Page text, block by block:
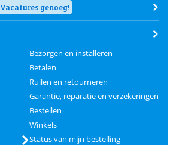
Vacatures genoeg!
Bezorgen en installeren
Betalen
Ruilen en retourneren
Garantie, reparatie en verzekeringen
Bestellen
Winkels
Status van mijn bestelling